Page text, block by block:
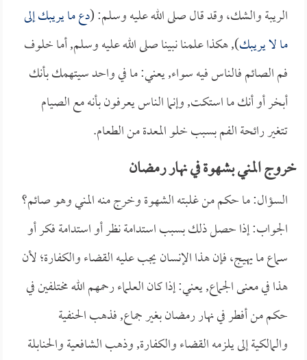
الريبة والشك، وقد قال صلى الله عليه وسلم: (دع ما يريبك إلى
ما لا يريبك), هكذا علمنا نبينا صلى الله عليه وسلم, أما خلوف
فم الصائم فالناس فيه سواء, يعني: ما في واحد سيتهمك بأنك
أبخر أو أنك ما استكت, وإنما الناس يعرفون بأنه مع الصيام
تتغير رائحة الفم بسبب خلو المعدة من الطعام.
خروج المني بشهوة في نهار رمضان
السؤال: ما حكم من غلبته الشهوة وخرج منه المني وهو صائم؟
الجواب: إذا حصل ذلك بسبب استدامة نظر أو استدامة فكر أو
سماع ما يهيج، فإن هذا الإنسان يجب عليه القضاء والكفارة؛ لأن
هذا في معنى الجماع, يعني: إذا كان العلماء رحمهم الله مختلفين في
حكم من أفطر في نهار رمضان بغير جماع, فذهب الحنفية
والمالكية إلى يلزمه القضاء والكفارة, وذهب الشافعية والحنابلة